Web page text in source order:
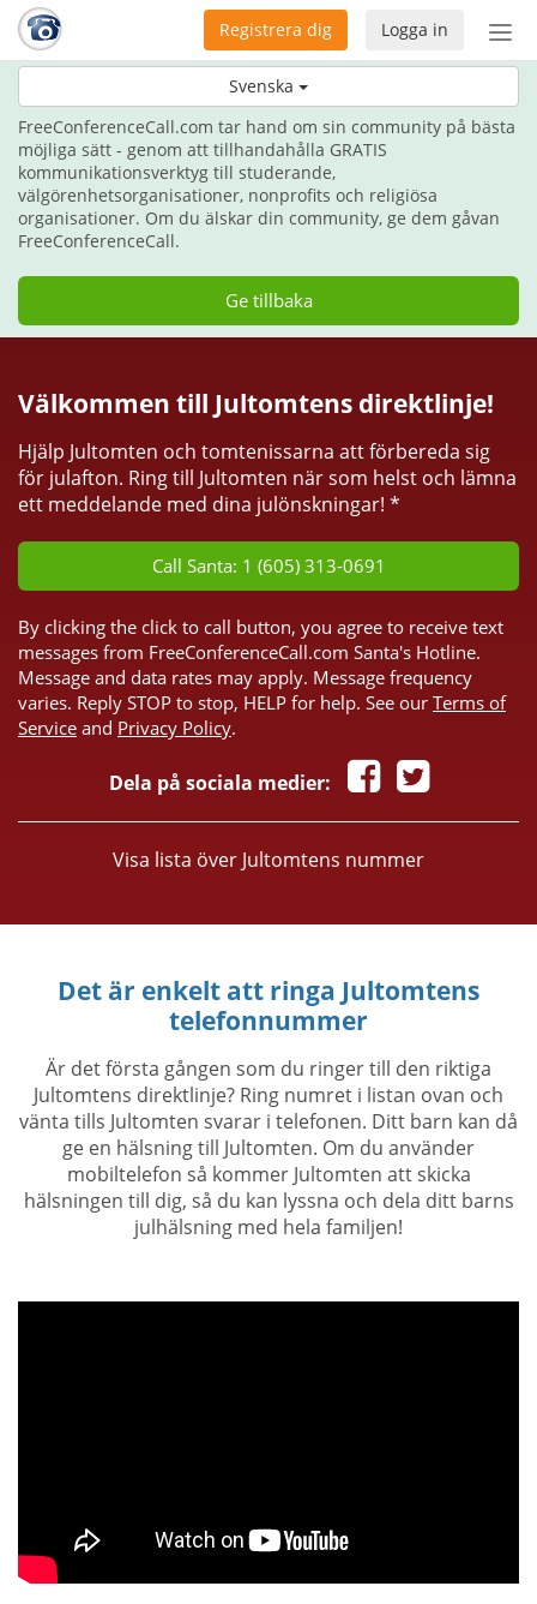
Svenska
Logga in
Registrera dig
Ge kommunikation i julklapp i år.
FreeConferenceCall.com tar hand om sin community på bästa
möjliga sätt - genom att tillhandahålla GRATIS
kommunikationsverktyg till studerande,
välgörenhetsorganisationer, nonprofits och religiösa
organisationer. Om du älskar din community, ge dem gåvan
FreeConferenceCall.
Ge tillbaka
Välkommen till Jultomtens direktlinje!
Hjälp Jultomten och tomtenissarna att förbereda sig
för julafton. Ring till Jultomten när som helst och lämna
ett meddelande med dina julönskningar! *
Call Santa: 1 (605) 313-0691
By clicking the click to call button, you agree to receive text
messages from FreeConferenceCall.com Santa's Hotline.
Message and data rates may apply. Message frequency
varies. Reply STOP to stop, HELP for help. See our Terms of
Service and Privacy Policy.
Dela på sociala medier:
Visa lista över Jultomtens nummer
Det är enkelt att ringa Jultomtens
telefonnummer
Är det första gången som du ringer till den riktiga
Jultomtens direktlinje? Ring numret i listan ovan och
vänta tills Jultomten svarar i telefonen. Ditt barn kan då
ge en hälsning till Jultomten. Om du använder
mobiltelefon så kommer Jultomten att skicka
hälsningen till dig, så du kan lyssna och dela ditt barns
julhälsning med hela familjen!